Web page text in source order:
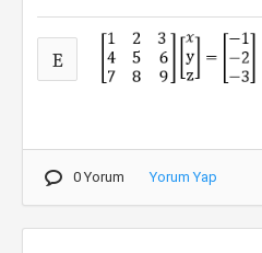
E
0 Yorum Yorum Yap